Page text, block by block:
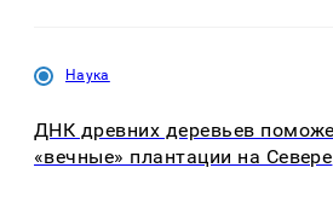
Наука
ДНК древних деревьев
«вечные» плантации на Севере